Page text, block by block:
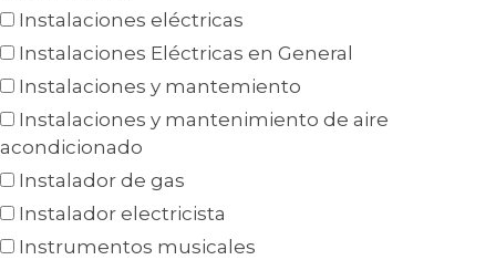
Instalaciones eléctricas
Instalaciones Eléctricas en General
Instalaciones y mantemiento
Instalaciones y mantenimiento de aire
acondicionado
Instalador de gas
Instalador electricista
Instrumentos musicales